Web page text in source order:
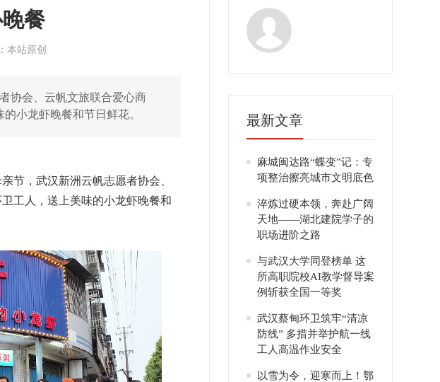
餐
本站原创
协会、云帆文旅联合爱心商
小龙虾晚餐和节日鲜花。
节，武汉新洲云帆志愿者协会、
工人，送上美味的小龙虾晚餐和
最新文章
麻城闽达路“蝶变”记：专
项整治擦亮城市文明底色
淬炼过硬本领，奔赴广阔
天地——湖北建院学子的
职场进阶之路
与武汉大学同登榜单 这
所高职院校AI教学督导案
例斩获全国一等奖
武汉蔡甸环卫筑牢“清凉
防线” 多措并举护航一线
工人高温作业安全
以雪为令，迎寒而上！鄂